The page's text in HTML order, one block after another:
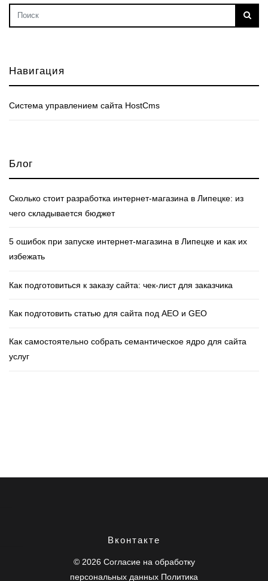
Навигация
Cистема управлением сайта HostCms
Блог
Сколько стоит разработка интернет‑магазина в Липецке: из
чего складывается бюджет
5 ошибок при запуске интернет‑магазина в Липецке и как их
избежать
Как подготовиться к заказу сайта: чек‑лист для заказчика
Как подготовить статью для сайта под AEO и GEO
Как самостоятельно собрать семантическое ядро для сайта
услуг
Вконтакте
© 2026 Согласие на обработку
персональных данных Политика